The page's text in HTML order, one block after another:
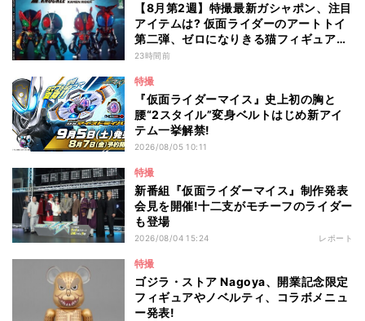
【8月第2週】特撮最新ガシャポン、注目
アイテムは? 仮面ライダーのアートトイ
第二弾、ゼロになりきる猫フィギュアも
登場
23時間前
特撮
『仮面ライダーマイス』史上初の胸と
腰“2スタイル”変身ベルトはじめ新アイ
テム一挙解禁!
2026/08/05 10:11
特撮
新番組『仮面ライダーマイス』制作発表
会見を開催!十二支がモチーフのライダー
も登場
2026/08/04 15:24 レポート
特撮
ゴジラ・ストア Nagoya、開業記念限定
フィギュアやノベルティ、コラボメニュ
ー発表!